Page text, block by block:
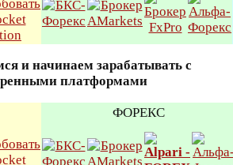
и начинаем зарабатывать с
платформами
ФОРЕКС